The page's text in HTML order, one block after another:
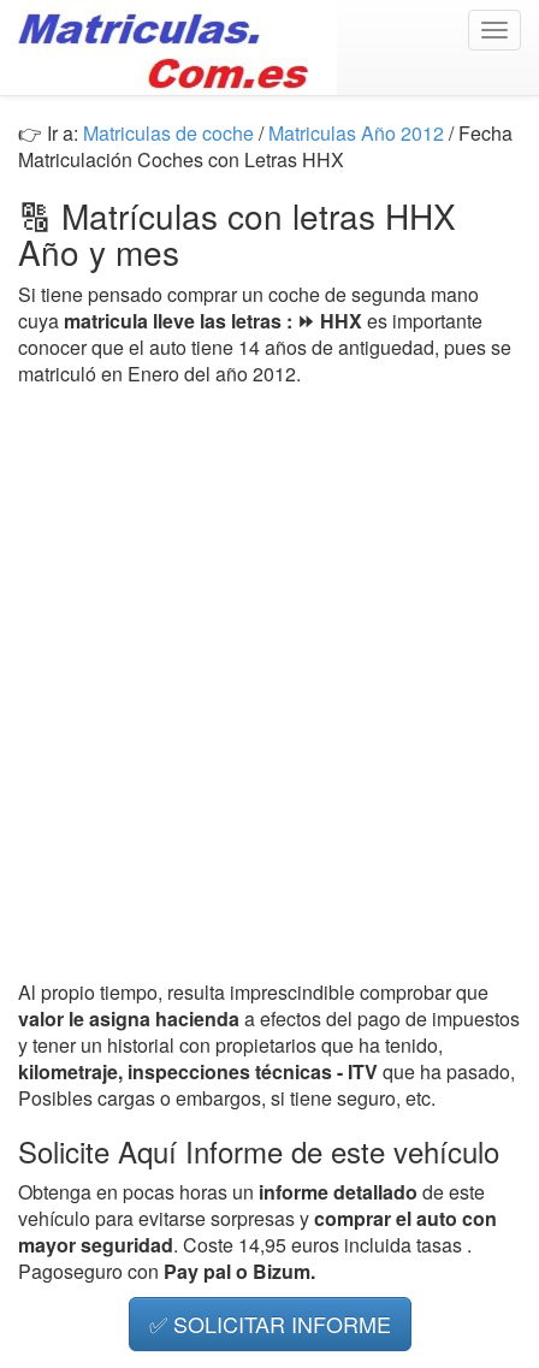
👉 Ir a: Matriculas de coche/Matriculas Año 2012 / Fecha
Matriculación Coches con Letras HHX
🔠 Matrículas con letras HHX
Año y mes
Si tiene pensado comprar un coche de segunda mano
cuya matricula lleve las letras : ⏩ HHXes importante
conocer que el auto tiene 14 años de antiguedad, pues se
matriculó en Enero del año 2012.
Al propio tiempo, resulta imprescindible comprobar que
valor le asigna haciendaa efectos del pago de impuestos
y tener un historial con propietarios que ha tenido,
kilometraje, inspecciones técnicas - ITVque ha pasado,
Posibles cargas o embargos, si tiene seguro, etc.
Solicite Aquí Informe de este vehículo
Obtenga en pocas horas un informe detallado de este
vehículo para evitarse sorpresas ycomprar el auto con
mayor seguridad. Coste 14,95 euros incluida tasas .
Pagoseguro con Pay pal o Bizum.
✅ SOLICITAR INFORME